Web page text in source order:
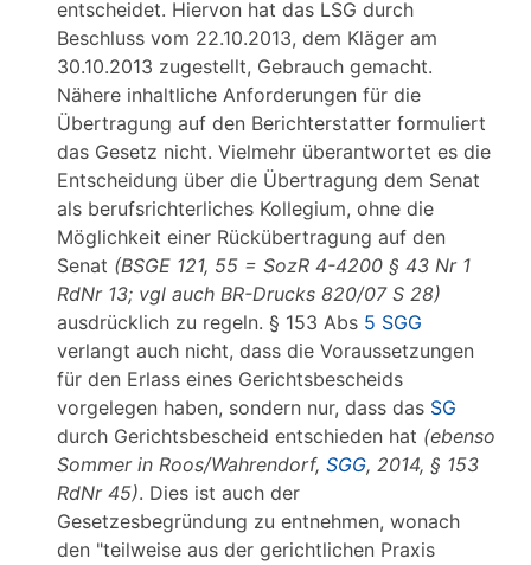
entscheidet. Hiervon hat das LSG durch
Beschluss vom 22.10.2013, dem Kläger am
30.10.2013 zugestellt, Gebrauch gemacht.
Nähere inhaltliche Anforderungen für die
Übertragung auf den Berichterstatter formuliert
das Gesetz nicht. Vielmehr überantwortet es die
Entscheidung über die Übertragung dem Senat
als berufsrichterliches Kollegium, ohne die
Möglichkeit einer Rückübertragung auf den
Senat (BSGE 121, 55 = SozR 4-4200 § 43 Nr 1
RdNr 13; vgl auch BR-Drucks 820/07 S 28)
ausdrücklich zu regeln. § 153 Abs 5 SGG
verlangt auch nicht, dass die Voraussetzungen
für den Erlass eines Gerichtsbescheids
vorgelegen haben, sondern nur, dass das SG
durch Gerichtsbescheid entschieden hat (ebenso
Sommer in Roos/Wahrendorf, SGG, 2014, § 153
RdNr 45). Dies ist auch der
Gesetzesbegründung zu entnehmen, wonach
den "teilweise aus der gerichtlichen Praxis